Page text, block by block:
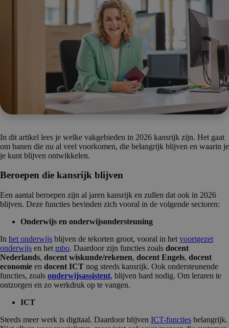
In dit artikel lees je welke vakgebieden in 2026 kansrijk zijn. Het gaat
om banen die nu al veel voorkomen, die belangrijk blijven en waarin je
je kunt blijven ontwikkelen.
Beroepen die kansrijk blijven
Een aantal beroepen zijn al jaren kansrijk en zullen dat ook in 2026
blijven. Deze functies bevinden zich vooral in de volgende sectoren:
Onderwijs en onderwijsondersteuning
In het onderwijs blijven de tekorten groot, vooral in het voortgezet
onderwijs en het mbo. Daardoor zijn functies zoals docent
Nederlands, docent wiskunde/rekenen, docent Engels, docent
economie en docent ICT nog steeds kansrijk. Ook ondersteunende
functies, zoals onderwijsassistent, blijven hard nodig. Om leraren te
ontzorgen en zo werkdruk op te vangen.
ICT
Steeds meer werk is digitaal. Daardoor blijven ICT-functies belangrijk.